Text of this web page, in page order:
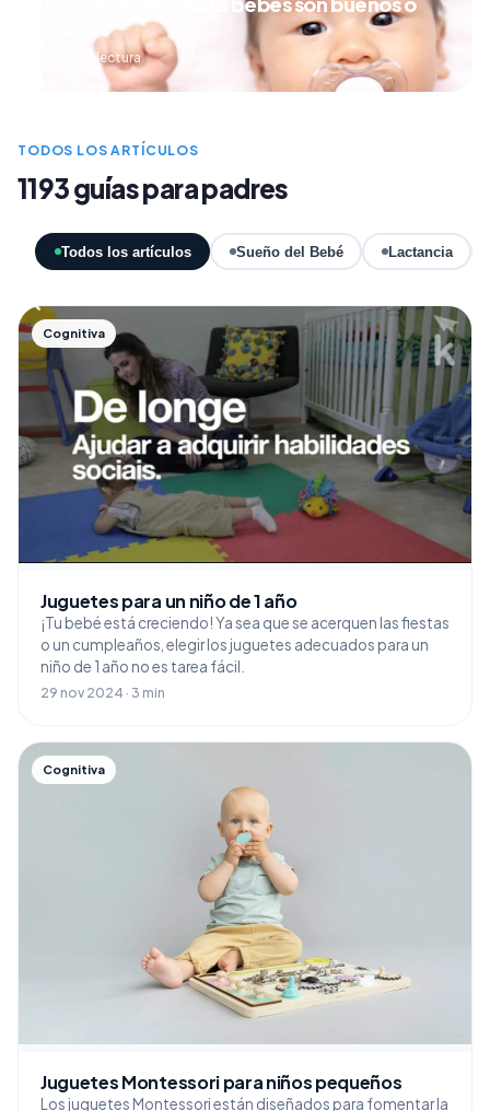
malos?
5 min de lectura
TODOS LOS ARTÍCULOS
1193 guías para padres
Todos los artículos Sueño del Bebé Lactancia
Cognitiva
Juguetes para un niño de 1 año
¡Tu bebé está creciendo! Ya sea que se acerquen las fiestas
o un cumpleaños, elegir los juguetes adecuados para un
niño de 1 año no es tarea fácil.
29 nov 2024 · 3 min
Cognitiva
Juguetes Montessori para niños pequeños
Los juguetes Montessori están diseñados para fomentar la